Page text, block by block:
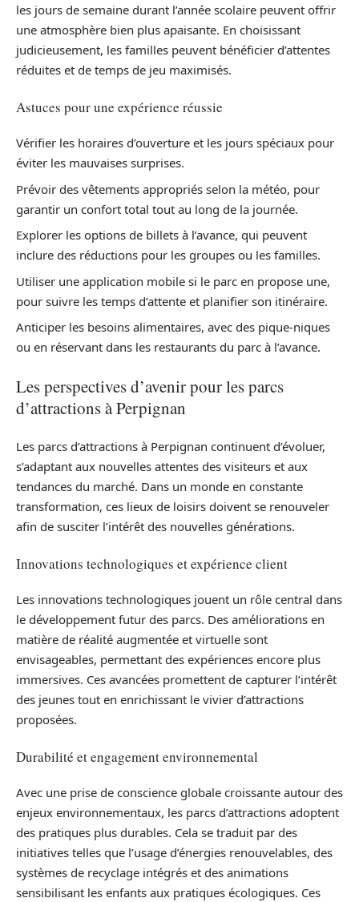
les jours de semaine durant l’année scolaire peuvent offrir
une atmosphère bien plus apaisante. En choisissant
judicieusement, les familles peuvent bénéficier d’attentes
réduites et de temps de jeu maximisés.
Astuces pour une expérience réussie
Vérifier les horaires d’ouverture et les jours spéciaux pour
éviter les mauvaises surprises.
Prévoir des vêtements appropriés selon la météo, pour
garantir un confort total tout au long de la journée.
Explorer les options de billets à l’avance, qui peuvent
inclure des réductions pour les groupes ou les familles.
Utiliser une application mobile si le parc en propose une,
pour suivre les temps d’attente et planifier son itinéraire.
Anticiper les besoins alimentaires, avec des pique-niques
ou en réservant dans les restaurants du parc à l’avance.
Les perspectives d’avenir pour les parcs
d’attractions à Perpignan
Les parcs d’attractions à Perpignan continuent d’évoluer,
s’adaptant aux nouvelles attentes des visiteurs et aux
tendances du marché. Dans un monde en constante
transformation, ces lieux de loisirs doivent se renouveler
afin de susciter l’intérêt des nouvelles générations.
Innovations technologiques et expérience client
Les innovations technologiques jouent un rôle central dans
le développement futur des parcs. Des améliorations en
matière de réalité augmentée et virtuelle sont
envisageables, permettant des expériences encore plus
immersives. Ces avancées promettent de capturer l’intérêt
des jeunes tout en enrichissant le vivier d’attractions
proposées.
Durabilité et engagement environnemental
Avec une prise de conscience globale croissante autour des
enjeux environnementaux, les parcs d’attractions adoptent
des pratiques plus durables. Cela se traduit par des
initiatives telles que l’usage d’énergies renouvelables, des
systèmes de recyclage intégrés et des animations
sensibilisant les enfants aux pratiques écologiques. Ces